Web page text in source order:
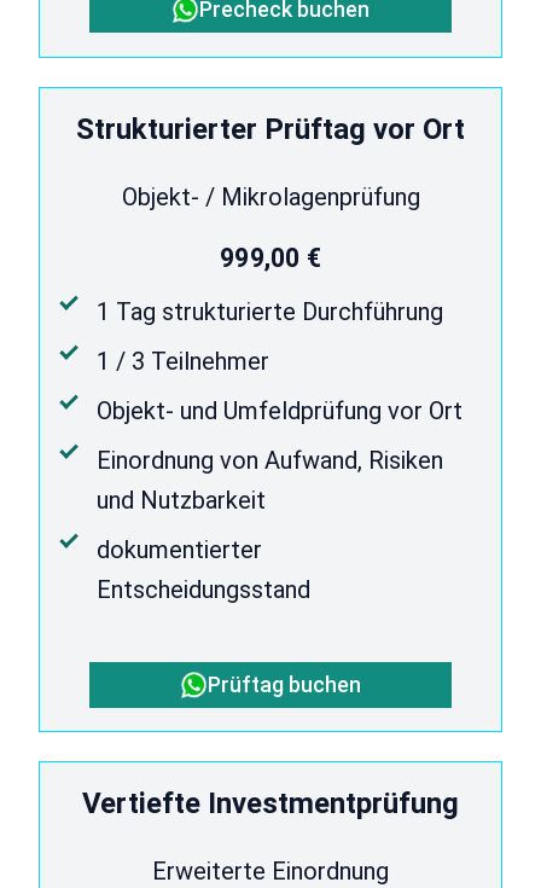
Precheck buchen
Strukturierter Prüftag vor Ort
Objekt- / Mikrolagenprüfung
999,00 €
1 Tag strukturierte Durchführung
1 / 3 Teilnehmer
Objekt- und Umfeldprüfung vor Ort
Einordnung von Aufwand, Risiken
und Nutzbarkeit
dokumentierter
Entscheidungsstand
Prüftag buchen
Vertiefte Investmentprüfung
Erweiterte Einordnung